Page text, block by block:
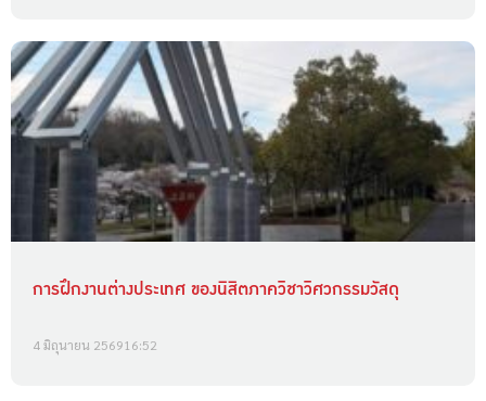
การฝึกงานต่างประเทศ ของนิสิตภาควิชาวิศวกรรมวัสดุ
4 มิถุนายน 256916:52